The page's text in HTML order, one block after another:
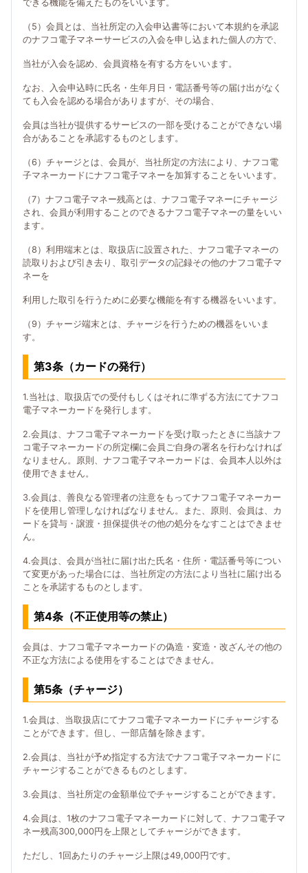
できる機能を備えたものをいいます。
（5）会員とは、当社所定の入会申込書等において本規約を承認
のナフコ電子マネーサービスの入会を申し込まれた個人の方で、
当社が入会を認め、会員資格を有する方をいいます。
なお、入会申込時に氏名・生年月日・電話番号等の届け出がなく
ても入会を認める場合がありますが、その場合、
会員は当社が提供するサービスの一部を受けることができない場
合があることを承認するものとします。
（6）チャージとは、会員が、当社所定の方法により、ナフコ電
子マネーカードにナフコ電子マネーを加算することをいいます。
（7）ナフコ電子マネー残高とは、ナフコ電子マネーにチャージ
され、会員が利用することのできるナフコ電子マネーの量をいい
ます。
（8）利用端末とは、取扱店に設置された、ナフコ電子マネーの
読取りおよび引き去り、取引データの記録その他のナフコ電子マ
ネーを
利用した取引を行うために必要な機能を有する機器をいいます。
（9）チャージ端末とは、チャージを行うための機器をいいま
す。
第3条（カードの発行）
1.当社は、取扱店での受付もしくはそれに準ずる方法にてナフコ
電子マネーカードを発行します。
2.会員は、ナフコ電子マネーカードを受け取ったときに当該ナフ
コ電子マネーカードの所定欄に会員ご自身の署名を行わなければ
なりません。原則、ナフコ電子マネーカードは、会員本人以外は
使用できません。
3.会員は、善良なる管理者の注意をもってナフコ電子マネーカー
ドを使用し管理しなければなりません。また、原則、会員は、カ
ードを貸与・譲渡・担保提供その他の処分をなすことはできませ
ん。
4.会員は、会員が当社に届け出た氏名・住所・電話番号等につい
て変更があった場合には、当社所定の方法により当社に届け出る
ことを承諾するものとします。
第4条（不正使用等の禁止）
会員は、ナフコ電子マネーカードの偽造・変造・改ざんその他の
不正な方法による使用をすることはできません。
第5条（チャージ）
1.会員は、当取扱店にてナフコ電子マネーカードにチャージする
ことができます。但し、一部店舗を除きます。
2.会員は、当社が予め指定する方法でナフコ電子マネーカードに
チャージすることができるものとします。
3.会員は、当社所定の金額単位でチャージすることができます。
4.会員は、1枚のナフコ電子マネーカードに対して、ナフコ電子マ
ネー残高300,000円を上限としてチャージができます。
ただし、1回あたりのチャージ上限は49,000円です。